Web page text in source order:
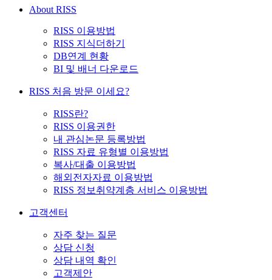
About RISS
RISS 이용방법
RISS 지식더하기
DB연계 현황
BI 및 배너 다운로드
RISS 처음 방문 이세요?
RISS란?
RISS 이용권한
내 관심논문 등록방법
RISS 자료 유형별 이용방법
복사/대출 이용방법
해외전자자료 이용방법
RISS 정보취약계층 서비스 이용방법
고객센터
자주 찾는 질문
상담 신청
상담 내역 확인
고객제안